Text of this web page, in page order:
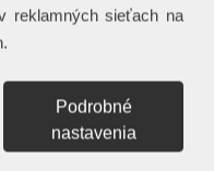
reklamných sieťach na
Podrobné
nastavenia